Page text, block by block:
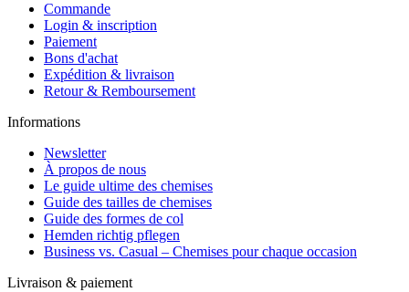
Commande
Login & inscription
Paiement
Bons d'achat
Expédition & livraison
Retour & Remboursement
Informations
Newsletter
À propos de nous
Le guide ultime des chemises
Guide des tailles de chemises
Guide des formes de col
Hemden richtig pflegen
Business vs. Casual – Chemises pour chaque occasion
Livraison & paiement